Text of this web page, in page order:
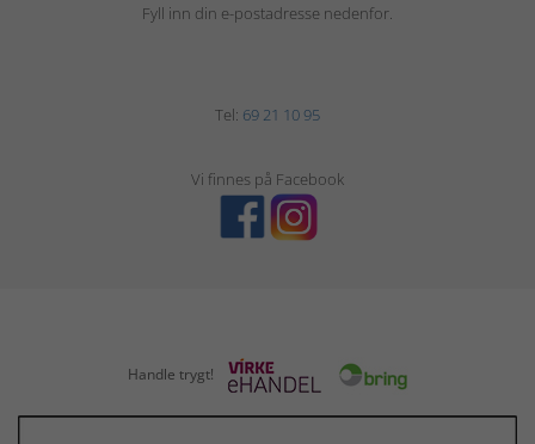
Fyll inn din e-postadresse nedenfor.
Tel: 69 21 10 95
Vi finnes på Facebook
Handle trygt!